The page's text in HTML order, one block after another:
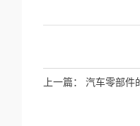
上一篇： 汽车零部件